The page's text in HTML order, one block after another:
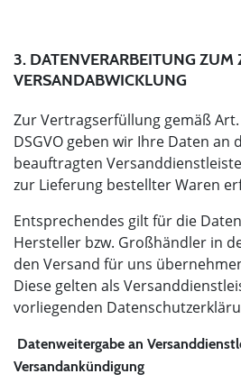
3. DATENVERARBEITUNG ZUM
VERSANDABWICKLUNG
Zur Vertragserfüllung gemäß Art.
DSGVO geben wir Ihre Daten an
beauftragten
zur Lieferung bestellter Waren
Entsprechendes gilt für die
Hersteller bzw. Großhändler in
den Versand für uns
Diese gelten als
vorliegenden
Datenweitergabe an
Versandankündigung